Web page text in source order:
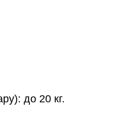
до 20 кг.